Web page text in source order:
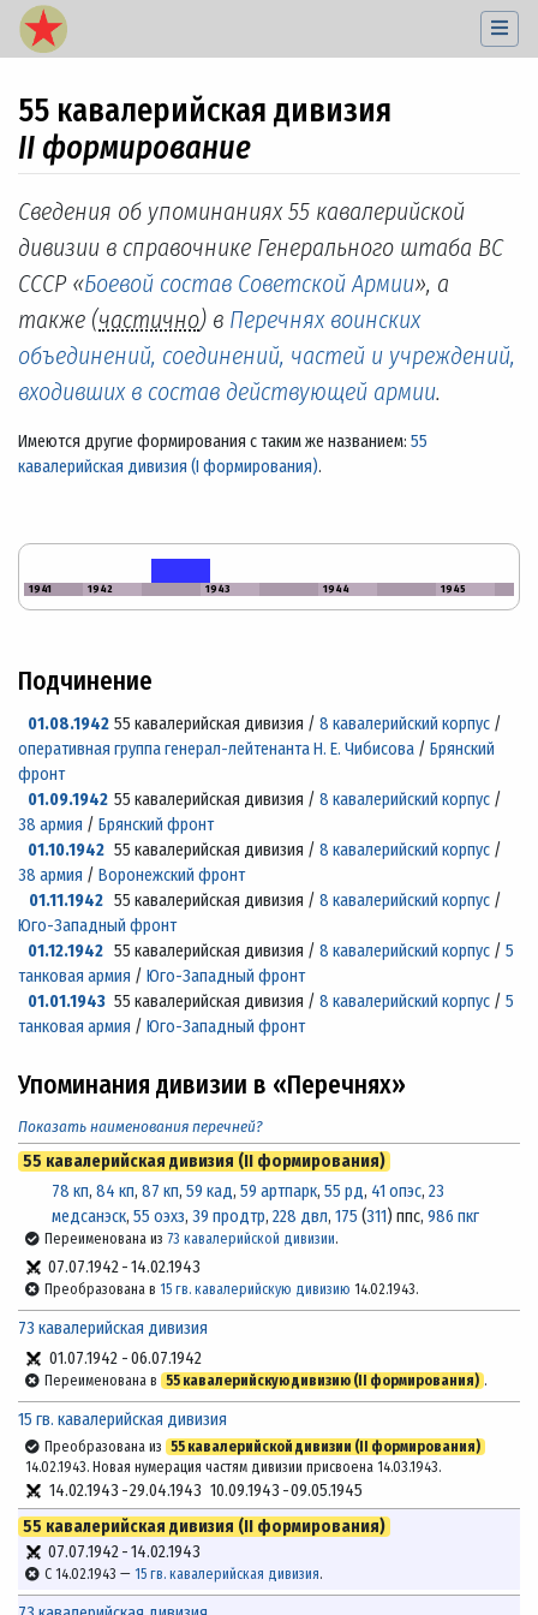
55 кавалерийская дивизия
II формирование
Перейти к:навигация,поиск
Сведения об упоминаниях 55 кавалерийской
дивизии в справочнике Генерального штаба ВС
СССР «Боевой состав Советской Армии», а
также (частично) в Перечнях воинских
объединений, соединений, частей и учреждений,
входивших в состав действующей армии.
Имеются другие формирования с таким же названием: 55
кавалерийская дивизия (I формирования).
1941 1942 1943 1944 1945
Подчинение
01.08.194255 кавалерийская дивизия /8 кавалерийский корпус /
оперативная группа генерал-лейтенанта Н. Е. Чибисова / Брянский
фронт
01.09.194255 кавалерийская дивизия /8 кавалерийский корпус /
38 армия / Брянский фронт
01.10.194255 кавалерийская дивизия /8 кавалерийский корпус /
38 армия / Воронежский фронт
01.11.1942 55 кавалерийская дивизия /8 кавалерийский корпус /
Юго-Западный фронт
01.12.1942 55 кавалерийская дивизия /8 кавалерийский корпус /5
танковая армия / Юго-Западный фронт
01.01.194355 кавалерийская дивизия /8 кавалерийский корпус /5
танковая армия / Юго-Западный фронт
Упоминания дивизии в «Перечнях»
Показать наименования перечней?
55 кавалерийская дивизия (II формирования)
78 кп, 84 кп, 87 кп, 59 кад, 59 артпарк, 55 рд, 41 опэс, 23
медсанэск, 55 оэхз, 39 продтр, 228 двл, 175 (311) ппс, 986 пкг
Переименована из73 кавалерийской дивизии.
07.07.1942-14.02.1943
Преобразована в 15 гв. кавалерийскую дивизию 14.02.1943.
73 кавалерийская дивизия
01.07.1942 -06.07.1942
Переименована в 55 кавалерийскую дивизию (II формирования) .
15 гв. кавалерийская дивизия
Преобразована из 55 кавалерийской дивизии (II формирования)
14.02.1943. Новая нумерация частям дивизии присвоена 14.03.1943.
14.02.1943 -29.04.1943 10.09.1943 -09.05.1945
55 кавалерийская дивизия (II формирования)
07.07.1942-14.02.1943
С 14.02.1943 — 15 гв. кавалерийская дивизия.